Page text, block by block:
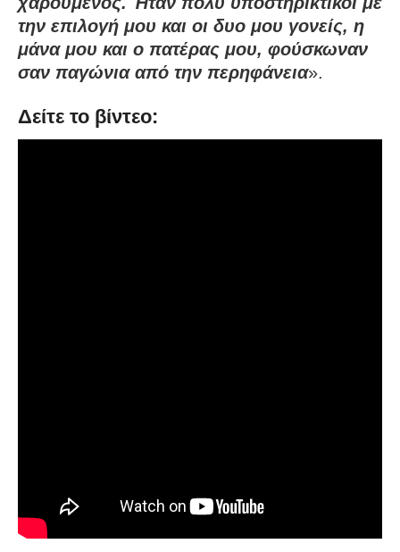
την επιλογή μου και οι δυο μου γονείς, η
μάνα μου και ο πατέρας μου, φούσκωναν
σαν παγώνια από την περηφάνεια».
Δείτε το βίντεο: